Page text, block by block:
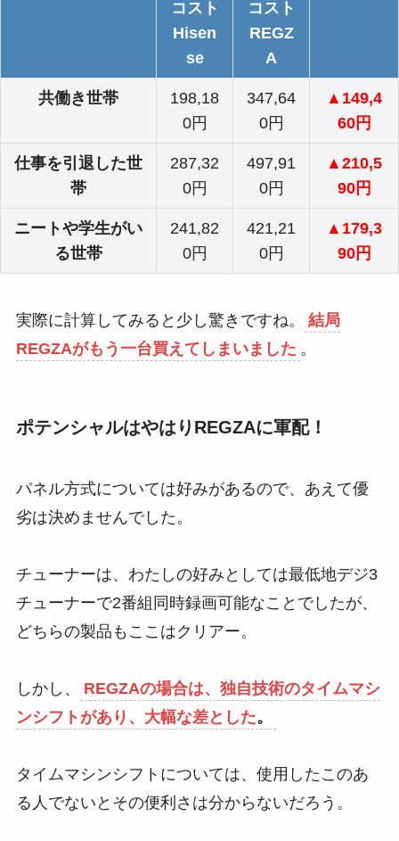
コスト
Hisen
se
コスト
REGZ
A
共働き世帯
198,18
0円
347,64
0円
▲149,4
60円
仕事を引退した世
帯
287,32
0円
497,91
0円
▲210,5
90円
ニートや学生がい
る世帯
241,82
0円
421,21
0円
▲179,3
90円
実際に計算してみると少し驚きですね。
結局
REGZAがもう一台買えてしまいました 。
ポテンシャルはやはりREGZAに軍配！
パネル方式については好みがあるので、あえて優
劣は決めませんでした。
チューナーは、わたしの好みとしては最低地デジ3
チューナーで2番組同時録画可能なことでしたが、
どちらの製品もここはクリアー。
しかし、
REGZAの場合は、独自技術のタイムマシ
ンシフトがあり、大幅な差とした。
タイムマシンシフトについては、使用したこのあ
る人でないとその便利さは分からないだろう。